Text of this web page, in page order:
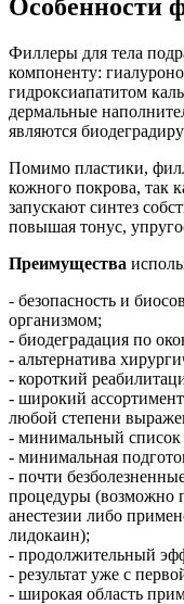
Особенности
Филлеры для тела
компоненту:
гидроксиапатитом
дермальные
являются
Помимо пластики,
кожного покрова, так
запускают синтез
повышая тонус,
Преимущества
- безопасность и
организмом;
- биодеградация по
- альтернатива
- короткий
- широкий
любой степени
- минимальный список
- минимальная
- почти
процедуры (возможно
анестезии либо
лидокаин);
- продолжительный
- результат уже с
- широкая область